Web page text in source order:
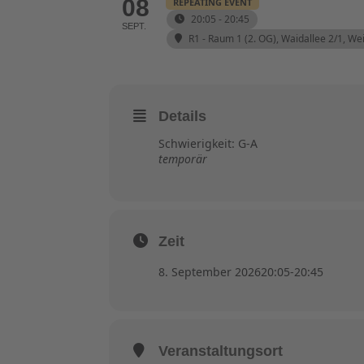
08
SEPT.
20:05 - 20:45
R1 - Raum 1 (2. OG), Waidallee 2/1,
Details
Schwierigkeit: G-A
temporär
Zeit
8. September 202620:05-20:45
Veranstaltungsort